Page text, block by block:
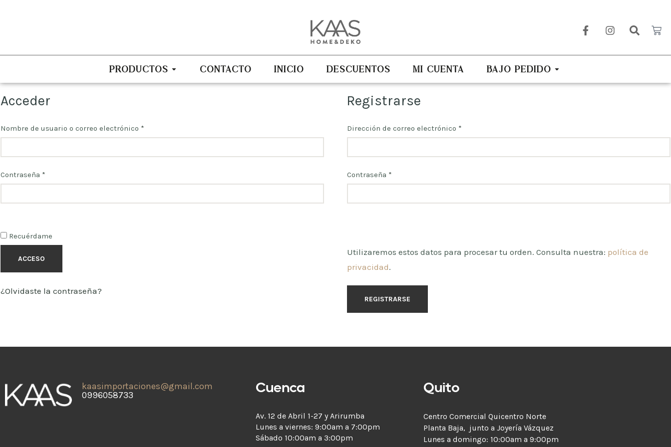
PRODUCTOS CONTACTO INICIO DESCUENTOS MI CUENTA BAJO PEDIDO
Acceder
Nombre de usuario o correo electrónico *
Contraseña *
Recuérdame
ACCESO
¿Olvidaste la contraseña?
Registrarse
Dirección de correo electrónico *
Contraseña *
Utilizaremos estos datos para procesar tu orden. Consulta nuestra: política de
privacidad.
REGISTRARSE
kaasimportaciones@gmail.com
0996058733
Cuenca
Av. 12 de Abril 1-27 y Arirumba
Lunes a viernes: 9:00am a 7:00pm
Sábado 10:00am a 3:00pm
Quito
Centro Comercial Quicentro Norte
Planta Baja, junto a Joyería Vázquez
Lunes a domingo: 10:00am a 9:00pm